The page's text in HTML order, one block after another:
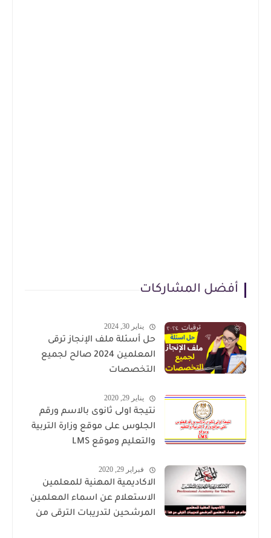
أفضل المشاركات
يناير 30, 2024
حل أسئلة ملف الإنجاز ترقى
المعلمين 2024 صالح لجميع
التخصصات
يناير 29, 2020
نتيجة اولى ثانوى بالاسم ورقم
الجلوس على موقع وزارة التربية
والتعليم وموقع LMS
فبراير 29, 2020
الاكاديمية المهنية للمعلمين
الاستعلام عن اسماء المعلمين
المرشحين لتدريبات الترقى من